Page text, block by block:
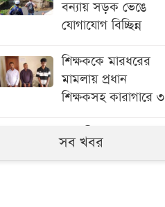
বন্যায় সড়ক ভেঙে
যোগাযোগ বিচ্ছিন্ন
শিক্ষককে মারধরের
মামলায় প্রধান
শিক্ষকসহ কারাগারে ৩
সাতক্ষীরায় ৬ কোটি
টাকার ‘কুশ’ মাদক
সব খবর